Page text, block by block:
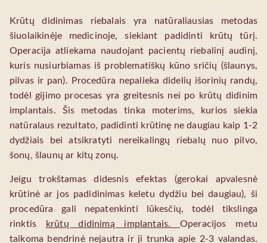
Krūtų didinimas riebalais yra natūraliausias metodas
šiuolaikinėje medicinoje, siekiant padidinti krūtų tūrį.
Operacija atliekama naudojant pacientų riebalinį audinį,
kuris nusiurbiamas iš problematiškų kūno sričių (šlaunys,
pilvas ir pan). Procedūra nepalieka didelių išorinių randų,
todėl gijimo procesas yra greitesnis nei po krūtų didinim
implantais. Šis metodas tinka moterims, kurios siekia
natūralaus rezultato, padidinti krūtinę ne daugiau kaip 1-2
dydžiais bei atsikratyti nereikalingų riebalų nuo pilvo,
šonų, šlaunų ar kitų zonų.
Jeigu trokštamas didesnis efektas (gerokai apvalesnė
krūtinė ar jos padidinimas keletu dydžiu bei daugiau), ši
procedūra gali nepatenkinti lūkesčių, todėl tikslinga
rinktis
krūtų didinimą implantais.Operacijos metu
taikoma bendrinė nejautra ir ji trunka apie 2-3 valandas.